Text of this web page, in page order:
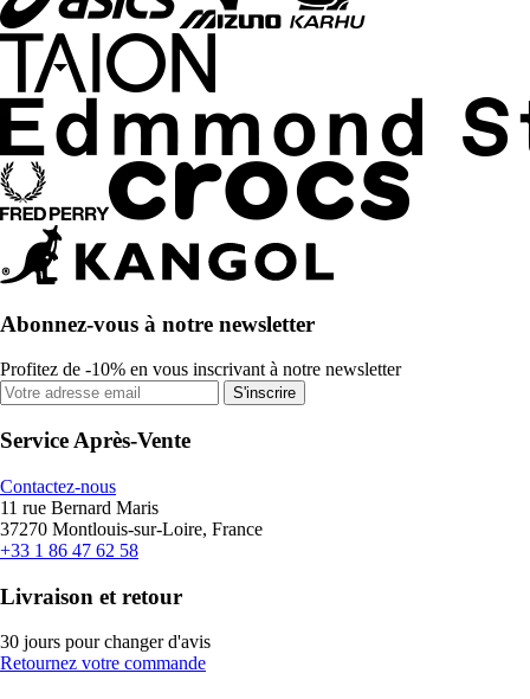
Abonnez-vous à notre newsletter
Profitez de -10% en vous inscrivant à notre newsletter
S'inscrire
Service Après-Vente
Contactez-nous
11 rue Bernard Maris
37270 Montlouis-sur-Loire, France
+33 1 86 47 62 58
Livraison et retour
30 jours pour changer d'avis
Retournez votre commande